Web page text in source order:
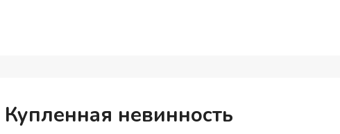
Купленная невинность